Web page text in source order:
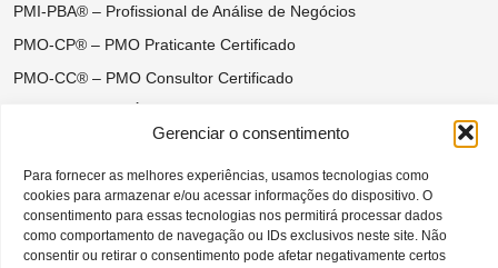
Gerenciar o consentimento
Para fornecer as melhores experiências, usamos tecnologias como
cookies para armazenar e/ou acessar informações do dispositivo. O
consentimento para essas tecnologias nos permitirá processar dados
como comportamento de navegação ou IDs exclusivos neste site. Não
consentir ou retirar o consentimento pode afetar negativamente certos
PMI-PBA® – Profissional de Análise de Negócios
PMO-CP® – PMO Praticante Certificado
PMO-CC® – PMO Consultor Certificado
DASM® – Disciplined Agile Scrum Master
DASSM® – Disciplined Agile Senior Scrum Master
DAC® – Disciplined Agile Coach
DAVSC® – Disciplined Agile Value Stream Consultant